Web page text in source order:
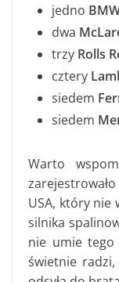
jedno
dwa
trzy Rolls
cztery
siedem
siedem
Warto
zarejestrowało
USA, który nie
silnika
nie umie
świetnie